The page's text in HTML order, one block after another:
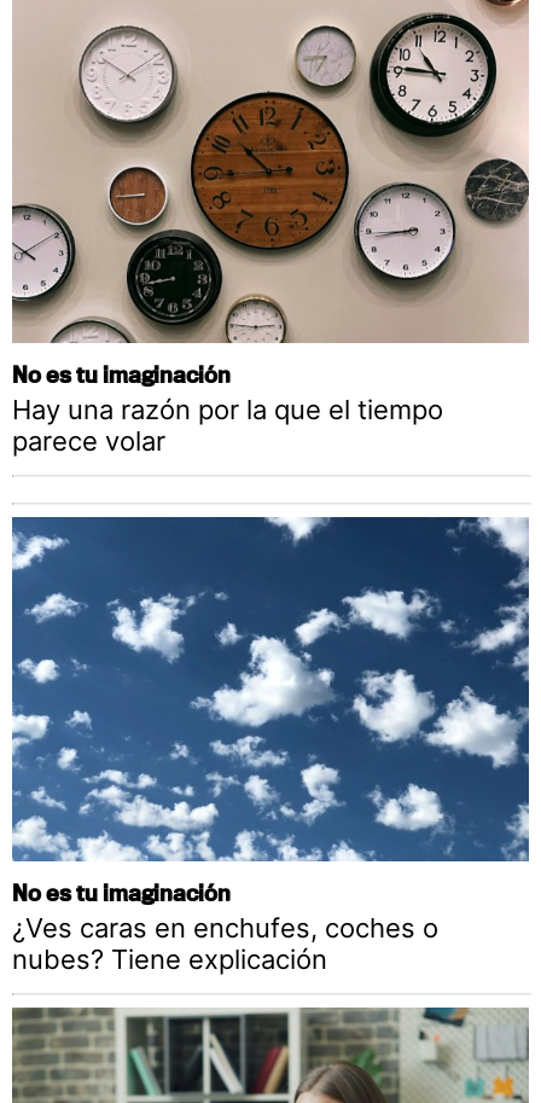
No es tu imaginación
Hay una razón por la que el tiempo
parece volar
No es tu imaginación
¿Ves caras en enchufes, coches o
nubes? Tiene explicación